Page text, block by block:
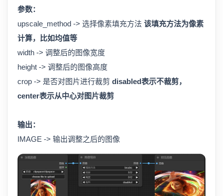
参数：
upscale_method -> 选择像素填充方法 该填充方法为像素
计算，比如均值等
width -> 调整后的图像宽度
height -> 调整后的图像高度
crop -> 是否对图片进行裁剪 disabled表示不裁剪，
center表示从中心对图片裁剪
输出：
IMAGE -> 输出调整之后的图像